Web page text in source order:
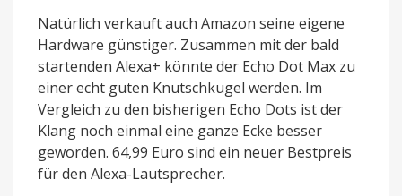
Natürlich verkauft auch Amazon seine eigene
Hardware günstiger. Zusammen mit der bald
startenden Alexa+ könnte der Echo Dot Max zu
einer echt guten Knutschkugel werden. Im
Vergleich zu den bisherigen Echo Dots ist der
Klang noch einmal eine ganze Ecke besser
geworden. 64,99 Euro sind ein neuer Bestpreis
für den Alexa-Lautsprecher.